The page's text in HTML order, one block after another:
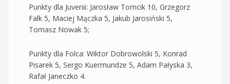
Punkty dla Juvenii: Jarosław Tomcik 10, Grzegorz
Falk 5, Maciej Mączka 5, Jakub Jarosiński 5,
Tomasz Nowak 5;
Punkty dla Folca: Wiktor Dobrowolski 5, Konrad
Pisarek 5, Sergo Kuermundze 5, Adam Pałyska 3,
Rafał Janeczko 4.